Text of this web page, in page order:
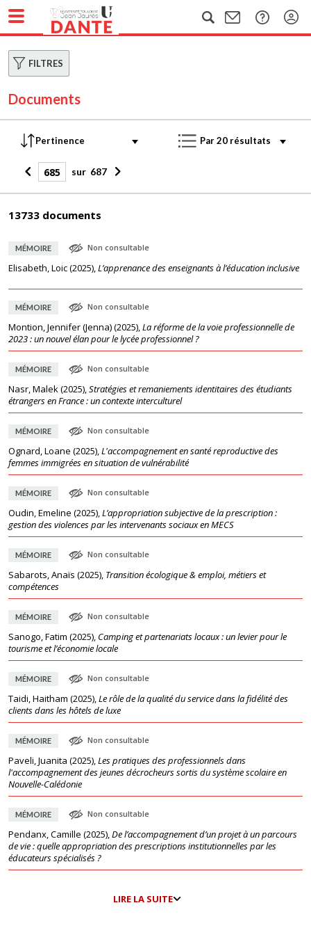
FILTRES
Documents
sur 687
13733 documents
MÉMOIRE Non consultable
Elisabeth, Loic(2025),L’apprenance des enseignants à l’éducation inclusive
MÉMOIRE Non consultable
Montion, Jennifer (Jenna)(2025),La réforme de la voie professionnelle de
2023 : un nouvel élan pour le lycée professionnel ?
MÉMOIRE Non consultable
Nasr, Malek(2025),Stratégies et remaniements identitaires des étudiants
étrangers en France : un contexte interculturel
MÉMOIRE Non consultable
Ognard, Loane (2025),L'accompagnement en santé reproductive des
femmes immigrées en situation de vulnérabilité
MÉMOIRE Non consultable
Oudin, Emeline (2025),L’appropriation subjective de la prescription :
gestion des violences par les intervenants sociaux en MECS
MÉMOIRE Non consultable
Sabarots, Anaïs (2025), Transition écologique & emploi, métiers et
compétences
MÉMOIRE Non consultable
Sanogo, Fatim (2025), Camping et partenariats locaux : un levier pour le
tourisme et l’économie locale
MÉMOIRE Non consultable
Taidi, Haitham (2025),Le rôle de la qualité du service dans la fidélité des
clients dans les hôtels de luxe
MÉMOIRE Non consultable
Paveli, Juanita (2025),Les pratiques des professionnels dans
l'accompagnement des jeunes décrocheurs sortis du système scolaire en
Nouvelle-Calédonie
MÉMOIRE Non consultable
Pendanx, Camille (2025),De l’accompagnement d’un projet à un parcours
de vie : quelle appropriation des prescriptions institutionnelles par les
éducateurs spécialisés ?
LIRE LA SUITE